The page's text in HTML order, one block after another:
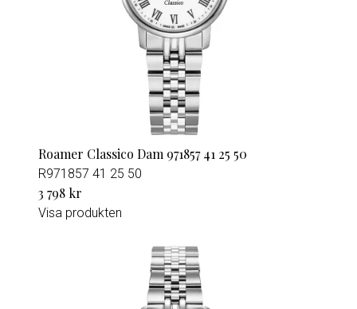
Roamer Classico Dam 971857 41 25 50
R971857 41 25 50
3 798 kr
Visa produkten